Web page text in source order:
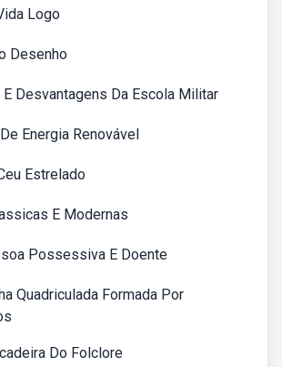
Logo
Desenho
Desvantagens Da Escola Militar
Energia Renovável
Estrelado
E Modernas
Possessiva E Doente
Quadriculada Formada Por
Do Folclore